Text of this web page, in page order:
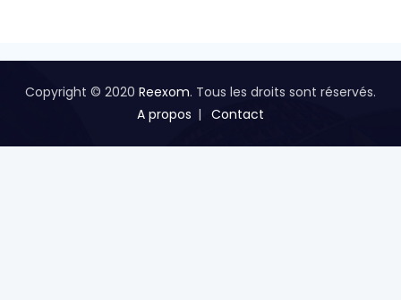
Copyright © 2020 Reexom. Tous les droits sont réservés.
A propos
Contact